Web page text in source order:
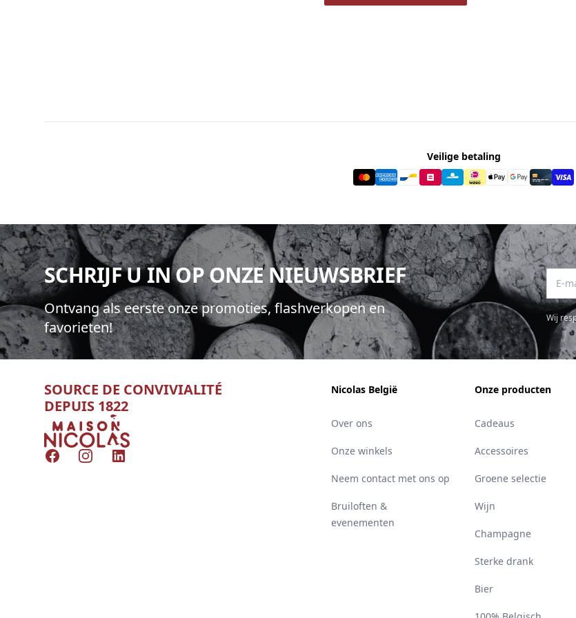
Veilige betaling
SCHRIJF U IN OP ONZE NIEUWSBRIEF
Ontvang als eerste onze promoties, flashverkopen en
favorieten!
E-
Wij
SOURCE DE CONVIVIALITÉ
DEPUIS 1822
Nicolas
FacebookInstagramLinkedIn
Nicolas België
Over ons
Onze winkels
Neem contact met ons op
Bruiloften &
evenementen
Onze producten
Cadeaus
Accessoires
Groene selectie
Wijn
Champagne
Sterke drank
Bier